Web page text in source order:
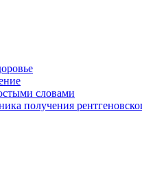
словами
получения